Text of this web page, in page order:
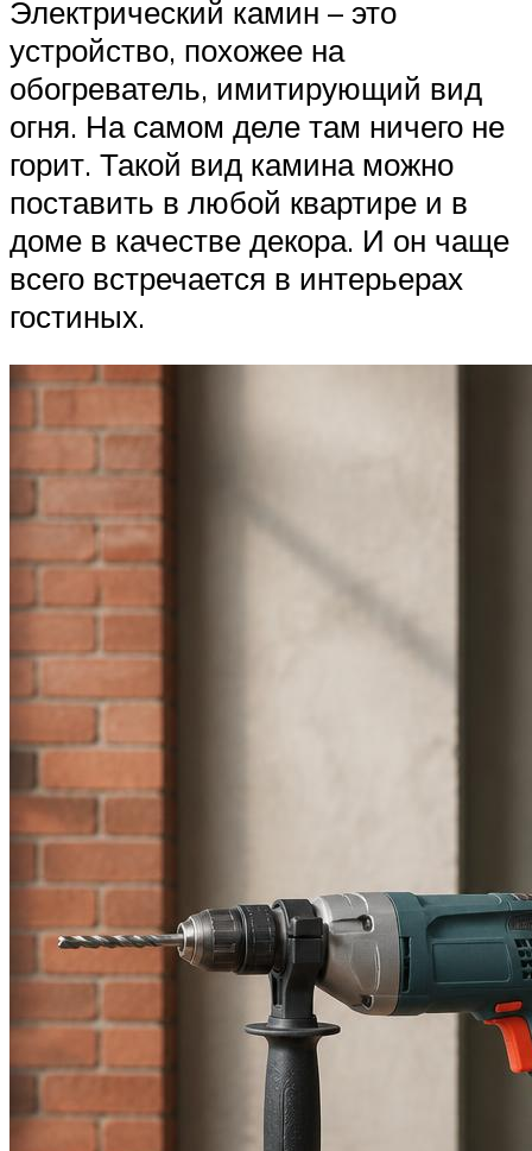
Электрический камин – это
устройство, похожее на
обогреватель, имитирующий вид
огня. На самом деле там ничего не
горит. Такой вид камина можно
поставить в любой квартире и в
доме в качестве декора. И он чаще
всего встречается в интерьерах
гостиных.